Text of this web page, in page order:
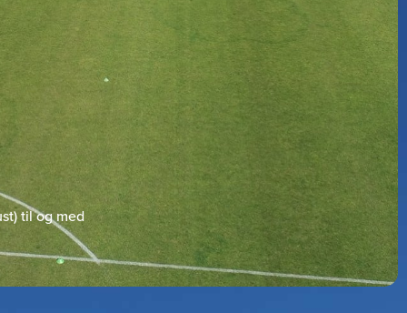
til og med